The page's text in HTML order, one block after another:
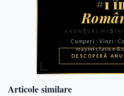
Articole similare